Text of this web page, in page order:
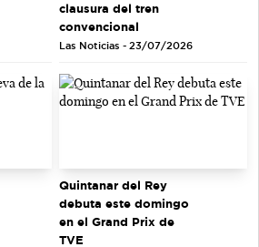
clausura del tren
convencional
Las Noticias - 23/07/2026
Quintanar del Rey
debuta este domingo
en el Grand Prix de
TVE